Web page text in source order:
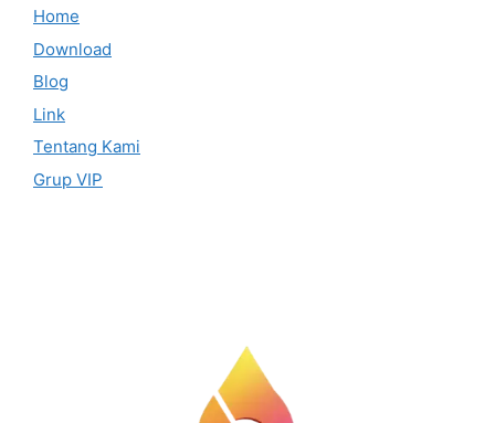
Home
Download
Blog
Link
Tentang Kami
Grup VIP